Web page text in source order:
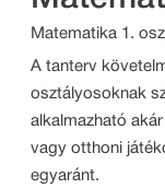
Matematika 1.
A tanterv
osztályosoknak
alkalmazható
vagy otthoni
egyaránt.